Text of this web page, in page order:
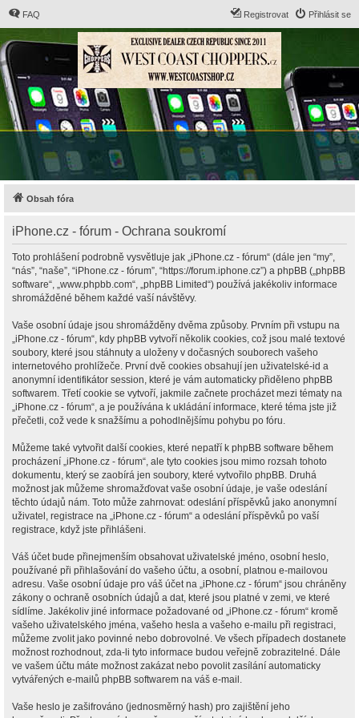
FAQ Přihlásit se
Registrovat
Obsah fóra
iPhone.cz - fórum - Ochrana soukromí
Toto prohlášení podrobně vysvětluje jak „iPhone.cz - fórum“ (dále jen “my”,
“nás”, “naše”, “iPhone.cz - fórum”, “https://forum.iphone.cz”) a phpBB („phpBB
software“, „www.phpbb.com“, „phpBB Limited“) používá jakékoliv informace
shromážděné během každé vaší návštěvy.
Vaše osobní údaje jsou shromážděny dvěma způsoby. Prvním při vstupu na
„iPhone.cz - fórum“, kdy phpBB vytvoří několik cookies, což jsou malé textové
soubory, které jsou stáhnuty a uloženy v dočasných souborech vašeho
internetového prohlížeče. První dvě cookies obsahují jen uživatelské-id a
anonymní identifikátor session, které je vám automaticky přiděleno phpBB
softwarem. Třetí cookie se vytvoří, jakmile začnete procházet mezi tématy na
„iPhone.cz - fórum“, a je používána k ukládání informace, které téma jste již
přečetli, což vede k snažšímu a pohodlnějšímu pohybu po fóru.
Můžeme také vytvořit další cookies, které nepatří k phpBB software během
procházení „iPhone.cz - fórum“, ale tyto cookies jsou mimo rozsah tohoto
dokumentu, který se zaobírá jen soubory, které vytvořilo phpBB. Druhá
možnost jak můžeme shromažďovat vaše osobní údaje, je vaše odeslání
těchto údajů nám. Toto může zahrnovat: odeslání příspěvků jako anonymní
uživatel, registrace na „iPhone.cz - fórum“ a odeslání příspěvků po vaší
registrace, když jste přihlášeni.
Váš účet bude přinejmenším obsahovat uživatelské jméno, osobní heslo,
používané při přihlašování do vašeho účtu, a osobní, platnou e-mailovou
adresu. Vaše osobní údaje pro váš účet na „iPhone.cz - fórum“ jsou chráněny
zákony o ochraně osobních údajů a dat, které jsou platné v zemi, ve které
sídlíme. Jakékoliv jiné informace požadované od „iPhone.cz - fórum“ kromě
vašeho uživatelského jména, vašeho hesla a vašeho e-mailu při registraci,
můžeme zvolit jako povinné nebo dobrovolné. Ve všech případech dostanete
možnost rozhodnout, zda-li tyto informace budou veřejně zobrazitelné. Dále
ve vašem účtu máte možnost zakázat nebo povolit zasílání automaticky
vytvářených e-mailů phpBB softwarem na váš e-mail.
Vaše heslo je zašifrováno (jednosměrný hash) pro zajištění jeho